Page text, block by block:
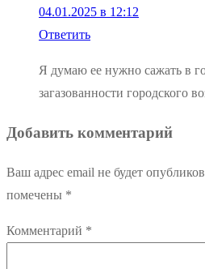
04.01.2025 в 12:12
Ответить
Я думаю ее нужно сажать в
загазованности городского
Добавить комментарий
Ваш адрес email не будет
помечены *
Комментарий *